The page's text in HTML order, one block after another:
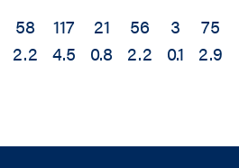
58
2.2
117
4.5
21
0.8
56
2.2
3
0.1
75
2.9